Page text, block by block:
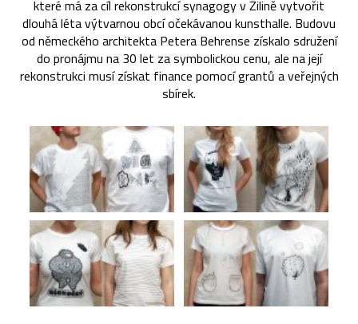
které má za cíl rekonstrukcí synagogy v Žilině vytvořit
dlouhá léta výtvarnou obcí očekávanou kunsthalle. Budovu
od německého architekta Petera Behrense získalo sdružení
do pronájmu na 30 let za symbolickou cenu, ale na její
rekonstrukci musí získat finance pomocí grantů a veřejných
sbírek.